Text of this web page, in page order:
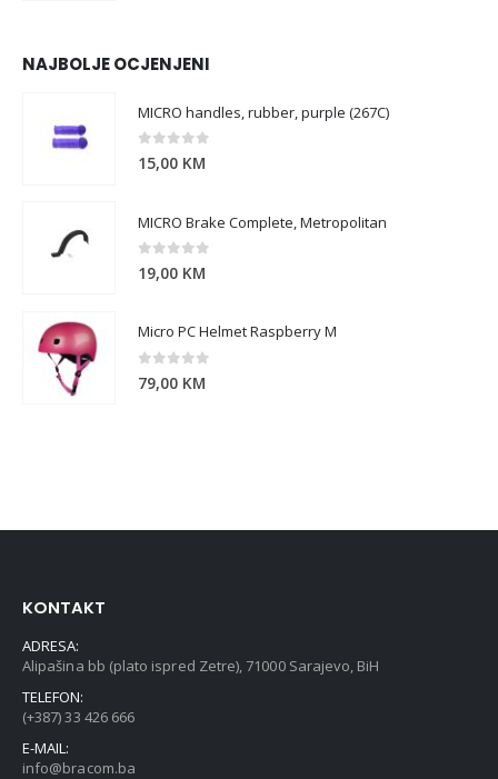
NAJBOLJE OCJENJENI
MICRO handles, rubber, purple (267C)
0out of 5
15,00 KM
MICRO Brake Complete, Metropolitan
0 out of 5
19,00 KM
Micro PC Helmet Raspberry M
0out of 5
79,00 KM
KONTAKT
ADRESA:
Alipašina bb (plato ispred Zetre), 71000 Sarajevo, BiH
TELEFON:
(+387) 33 426 666
E-MAIL:
info@bracom.ba